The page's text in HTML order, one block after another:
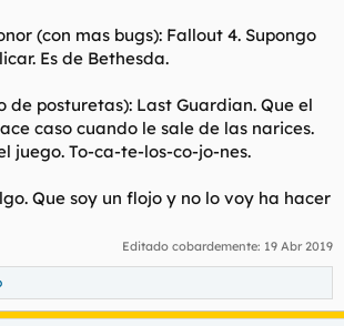
(con mas bugs): Fallout 4. Supongo
Es de Bethesda.
de posturetas): Last Guardian. Que el
caso cuando le sale de las narices.
juego. To-ca-te-los-co-jo-nes.
Que soy un flojo y no lo voy ha hacer
Editado cobardemente: 19 Abr 2019